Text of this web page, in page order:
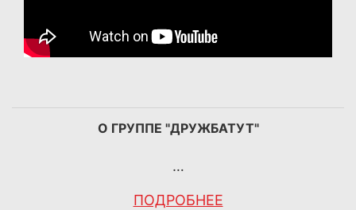
О ГРУППЕ "ДРУЖБАТУТ"
…
ПОДРОБНЕЕ